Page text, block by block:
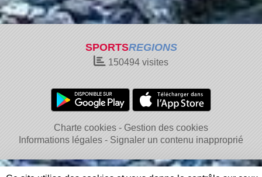
SPORTSREGIONS
150494 visites
Charte cookies
Gestion des cookies
Informations légales
Signaler un contenu inapproprié